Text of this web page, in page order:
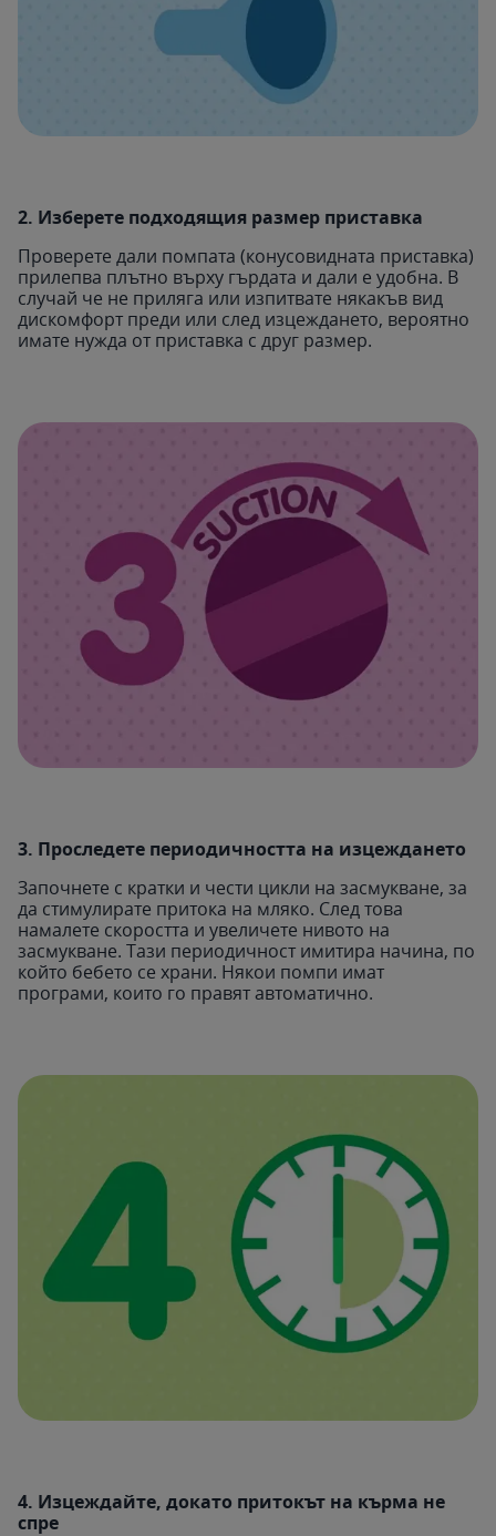
2. Изберете подходящия размер приставка
Проверете дали помпата (конусовидната приставка)
прилепва плътно върху гърдата и дали е удобна. В
случай че не приляга или изпитвате някакъв вид
дискомфорт преди или след изцеждането, вероятно
имате нужда от приставка с друг размер.
3. Проследете периодичността на изцеждането
Започнете с кратки и чести цикли на засмукване, за
да стимулирате притока на мляко. След това
намалете скоростта и увеличете нивото на
засмукване. Тази периодичност имитира начина, по
който бебето се храни. Някои помпи имат
програми, които го правят автоматично.
4. Изцеждайте, докато притокът на кърма не
спре